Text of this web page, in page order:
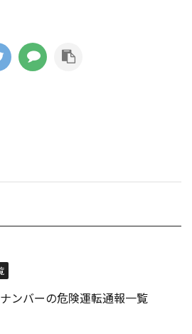
ンバーの危険運転通報一覧